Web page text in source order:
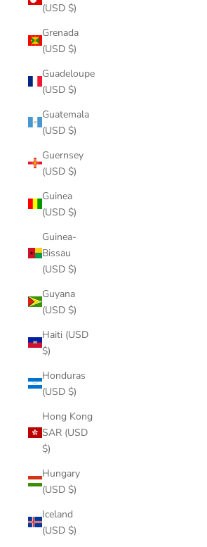
(USD $)
Grenada
(USD $)
Guadeloupe
(USD $)
Guatemala
(USD $)
Guernsey
(USD $)
Guinea
(USD $)
Guinea-
Bissau
(USD $)
Guyana
(USD $)
Haiti (USD
$)
Honduras
(USD $)
Hong Kong
SAR (USD
$)
Hungary
(USD $)
Iceland
(USD $)